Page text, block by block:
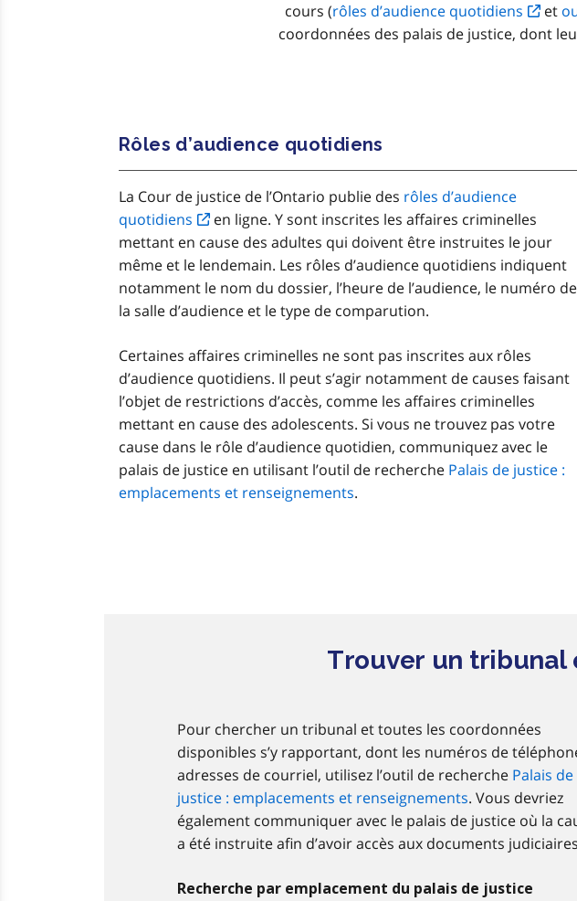
cours (rôles d’audience quotidiens et
coordonnées des palais de justice, dont
Rôles d’audience quotidiens
La Cour de justice de l’Ontario publie des rôles d’audience
quotidiens
en ligne. Y sont inscrites les affaires criminelles
mettant en cause des adultes qui doivent être instruites le jour
même et le lendemain. Les rôles d’audience quotidiens indiquent
notamment le nom du dossier, l’heure de l’audience, le numéro de
la salle d’audience et le type de comparution.
Certaines affaires criminelles ne sont pas inscrites aux rôles
d’audience quotidiens. Il peut s’agir notamment de causes faisant
l’objet de restrictions d’accès, comme les affaires criminelles
mettant en cause des adolescents. Si vous ne trouvez pas votre
cause dans le rôle d’audience quotidien, communiquez avec le
palais de justice en utilisant l’outil de recherche Palais de justice :
emplacements et renseignements.
Trouver un tribunal
Pour chercher un tribunal et toutes les coordonnées
disponibles s’y rapportant, dont les numéros de
adresses de courriel, utilisez l’outil de recherche Palais de
justice : emplacements et renseignements. Vous devriez
également communiquer avec le palais de justice où la
a été instruite afin d’avoir accès aux documents
Recherche par emplacement du palais de justice